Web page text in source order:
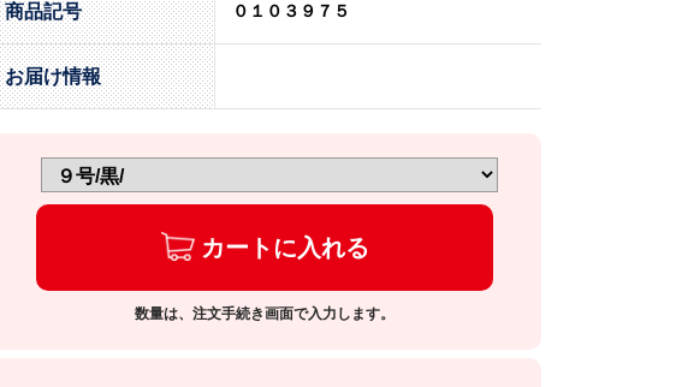
商品記号 ０１０３９７５
お届け情報
カートに入れる
数量は、注文手続き画面で入力します。